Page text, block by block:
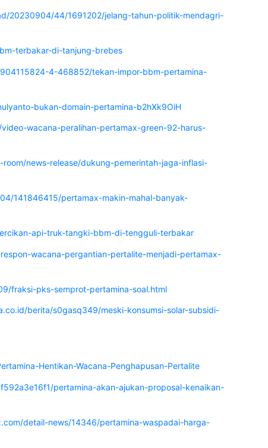
20230904/44/1691202/jelang-tahun-politik-mendagri-
terbakar-di-tanjung-brebes
4-468852/tekan-impor-bbm-pertamina-
bukan-domain-pertamina-b2hXk9OiH
wacana-peralihan-pertamax-green-92-harus-
news-release/dukung-pemerintah-jaga-inflasi-
141846415/pertamax-makin-mahal-banyak-
api-truk-tangki-bbm-di-tengguli-terbakar
wacana-pergantian-pertalite-menjadi-pertamax-
fraksi-pks-semprot-pertamina-soal.html
berita/s0gasq349/meski-konsumsi-solar-subsidi-
Hentikan-Wacana-Penghapusan-Pertalite
pertamina-akan-ajukan-proposal-kenaikan-
detail-news/14346/pertamina-waspadai-harga-